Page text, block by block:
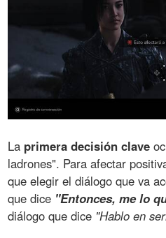
La primera decisión clave
ladrones". Para afectar
que elegir el diálogo que va
que dice "Entonces, me lo
diálogo que dice "Hablo en